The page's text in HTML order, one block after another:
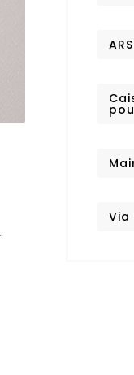
Via